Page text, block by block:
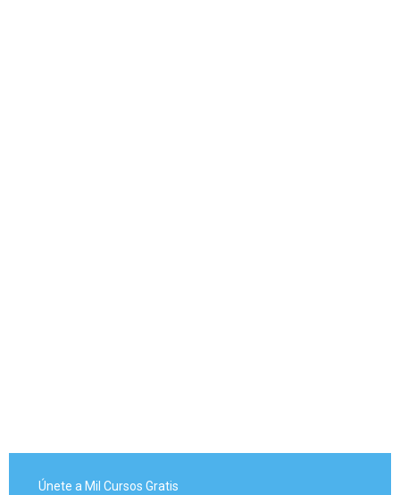
Únete a Mil Cursos Gratis